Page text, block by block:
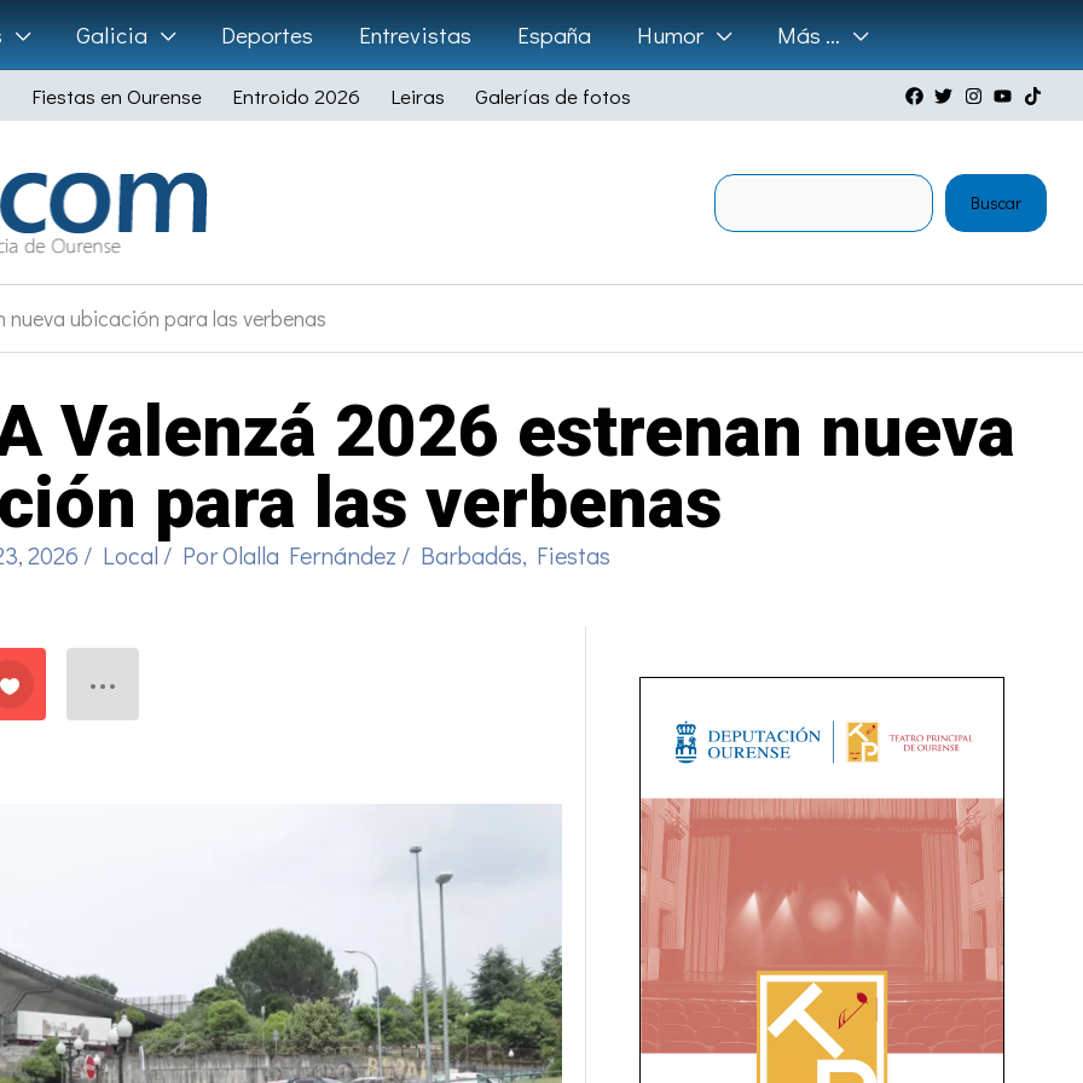
Galicia Deportes Entrevistas España Humor Más …
Fiestas en Ourense Entroido 2026 Leiras Galerías de fotos
Buscar
ubicación para las verbenas
Valenzá 2026 estrenan nueva
para las verbenas
2026 / Local / PorOlalla Fernández / Barbadás, Fiestas